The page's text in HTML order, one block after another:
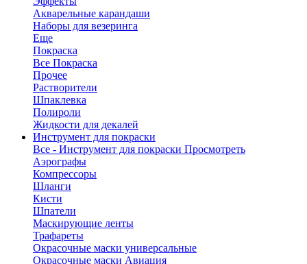
Акварельные карандаши
Наборы для везеринга
Еще
Покраска
Все Покраска
Прочее
Растворители
Шпаклевка
Полироли
Жидкости для декалей
Инструмент для покраски
Все - Инструмент для покраски Просмотреть
Аэрографы
Компрессоры
Шланги
Кисти
Шпатели
Маскирующие ленты
Трафареты
Окрасочные маски универсальные
Окрасочные маски Авиация